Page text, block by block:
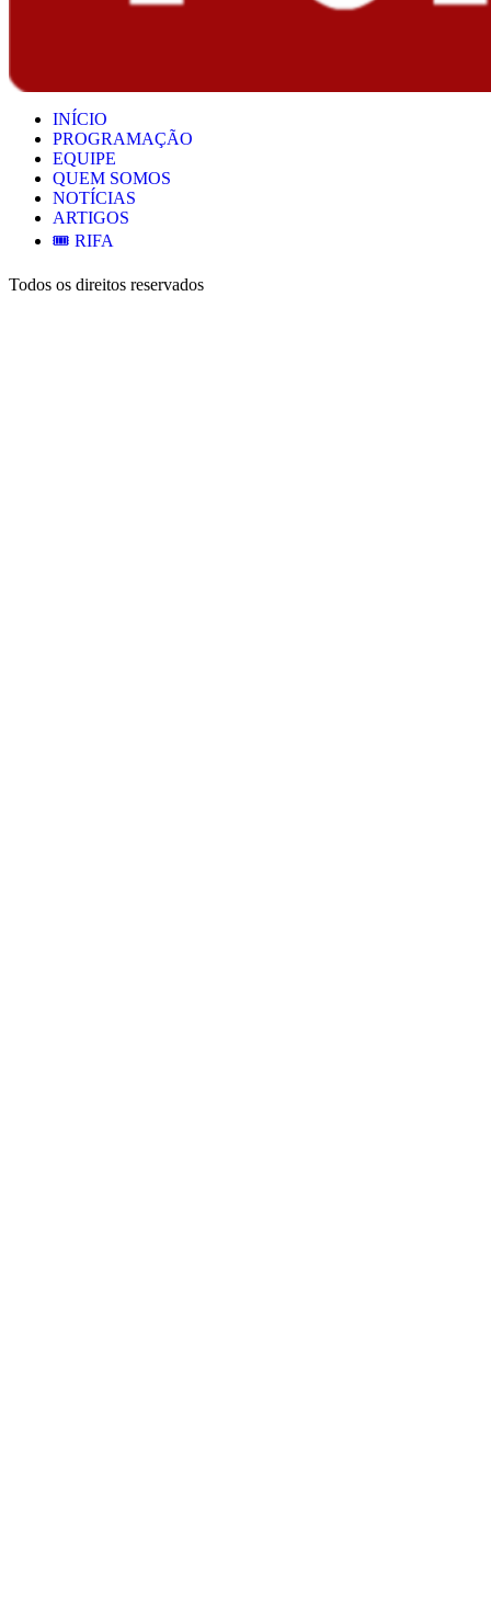
INÍCIO
PROGRAMAÇÃO
EQUIPE
QUEM SOMOS
NOTÍCIAS
ARTIGOS
🎟️ RIFA
Todos os direitos reservados